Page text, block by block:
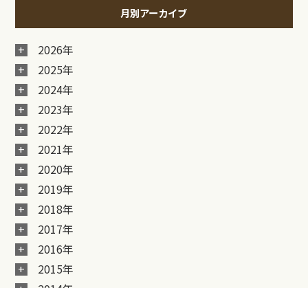
月別アーカイブ
2026年
2025年
2024年
2023年
2022年
2021年
2020年
2019年
2018年
2017年
2016年
2015年